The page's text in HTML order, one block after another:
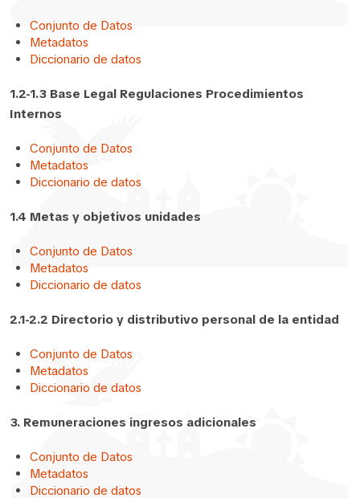
Conjunto de Datos
Metadatos
Diccionario de datos
1.2-1.3 Base Legal Regulaciones Procedimientos
Internos
Conjunto de Datos
Metadatos
Diccionario de datos
1.4 Metas y objetivos unidades
Conjunto de Datos
Metadatos
Diccionario de datos
2.1-2.2 Directorio y distributivo personal de la entidad
Conjunto de Datos
Metadatos
Diccionario de datos
3. Remuneraciones ingresos adicionales
Conjunto de Datos
Metadatos
Diccionario de datos